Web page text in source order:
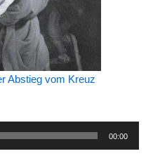
Abstieg vom Kreuz
00:00